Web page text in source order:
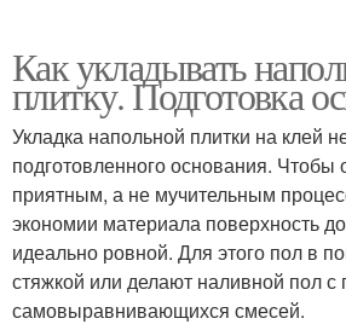
Как укладывать
плитку. Подготовка
Укладка напольной плитки на клей
подготовленного основания. Чтобы
приятным, а не мучительным
экономии материала поверхность
идеально ровной. Для этого пол в
стяжкой или делают наливной пол
самовыравнивающихся смесей.